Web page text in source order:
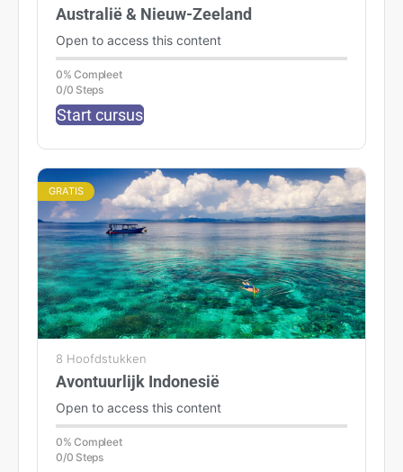
Australië & Nieuw-Zeeland
Open to access this content
0% Compleet
0/0 Steps
Start cursus
GRATIS
8 Hoofdstukken
Avontuurlijk Indonesië
Open to access this content
0% Compleet
0/0 Steps